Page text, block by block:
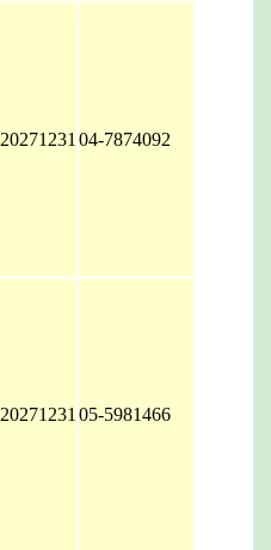
20271231 04-7874092
20271231 05-5981466